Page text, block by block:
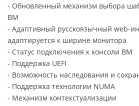
- Обновленный механизм выбора
ВМ
- Адаптивный русскоязычный web-
адаптируется к ширине монитора
- Статус подключения к консоли ВМ
- Поддержка UEFI
- Возможность наследования и
- Поддержка технологии NUMA
- Механизм контекстуализации